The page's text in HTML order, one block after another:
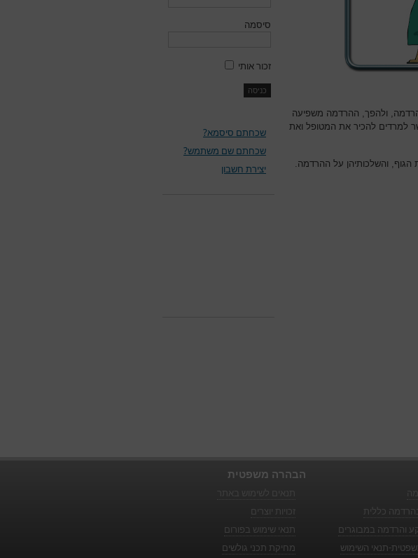
ולהפך, ההרדמה משפיעה
למרדים להכיר את המטופל ואת
הגוף, והשלכותיהן על ההרדמה.
סיסמה
זכור אותי
שכחתם סיסמא?
שכחתם שם משתמש?
יצירת חשבון
הבהרה משפטית
זכויות יוצרים
תנאי שימוש בפורום
מחיקת תכני גולשים
כללית
והרדמה במבוגרים
תנאי השימוש